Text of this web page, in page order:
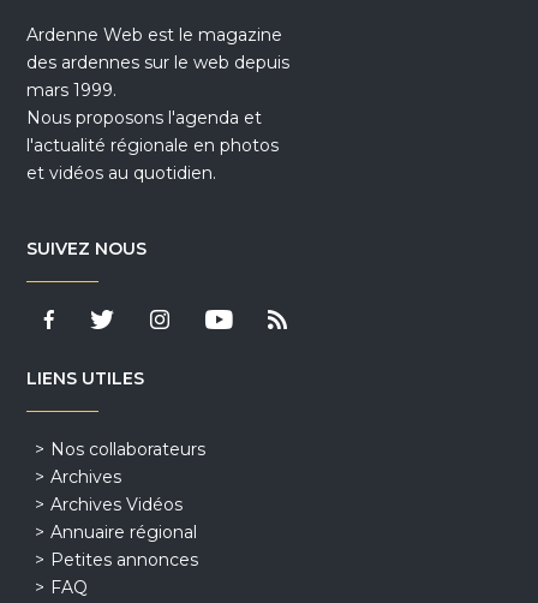
Ardenne Web est le magazine
des ardennes sur le web depuis
mars 1999.
Nous proposons l'agenda et
l'actualité régionale en photos
et vidéos au quotidien.
SUIVEZ NOUS
LIENS UTILES
Nos collaborateurs
Archives
Archives Vidéos
Annuaire régional
Petites annonces
FAQ